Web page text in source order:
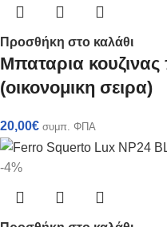
Προσθήκη στο καλάθι
Mπαταρια
(οικονομικη σειρα)
20,00€ συμπ. ΦΠΑ
-4%